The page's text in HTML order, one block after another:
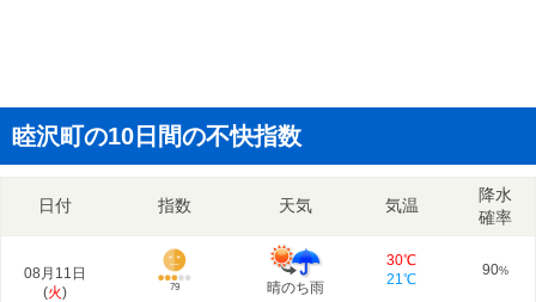
睦沢町の10日間の不快指数
日付 指数 天気 気温
降水
確率
08月11日
(火) 79 晴のち雨
30℃
21℃
90%